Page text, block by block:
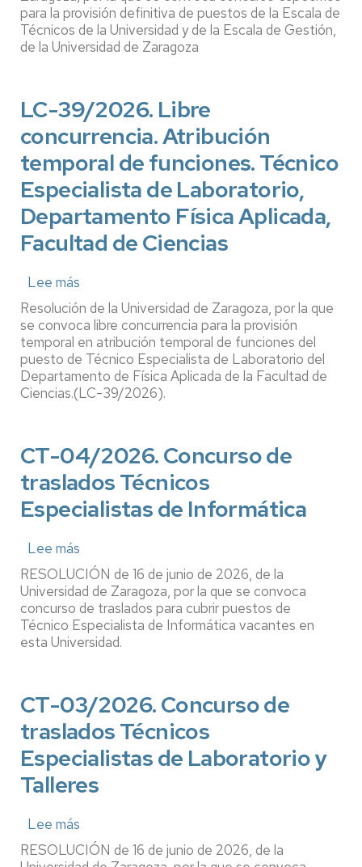
Administrativa
y
de
de
Teruel
Concurso
específico.
Puestos
Escala
de
Técnicos
de
la
Universidad
y
de
de
Gestión
para la provisión definitiva de puestos de la Escala de
Técnicos de la Universidad y de la Escala de Gestión,
de la Universidad de Zaragoza
LC-39/2026. Libre
concurrencia. Atribución
temporal de funciones. Técnico
Especialista de Laboratorio,
Departamento Física Aplicada,
Facultad de Ciencias
Lee más
LC-
39/2026.
Libre
concurrencia.
Atribución
temporal
Técnico
Especialista
de
Laboratorio,
Aplicada,
Facultad
de
Ciencias
Resolución de la Universidad de Zaragoza, por la que
se convoca libre concurrencia para la provisión
temporal en atribución temporal de funciones del
puesto de Técnico Especialista de Laboratorio del
Departamento de Física Aplicada de la Facultad de
Ciencias.(LC-39/2026).
CT-04/2026. Concurso de
traslados Técnicos
Especialistas de Informática
Lee más
CT-
04/2026.
Concurso
de
traslados
de
Informática
RESOLUCIÓN de 16 de junio de 2026, de la
Universidad de Zaragoza, por la que se convoca
concurso de traslados para cubrir puestos de
Técnico Especialista de Informática vacantes en
esta Universidad.
CT-03/2026. Concurso de
traslados Técnicos
Especialistas de Laboratorio y
Talleres
Lee más
CT-
03/2026.
RESOLUCIÓN de 16 de junio de 2026, de la